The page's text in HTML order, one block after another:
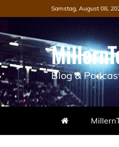
to
content
Samstag, August 08,
Blog &